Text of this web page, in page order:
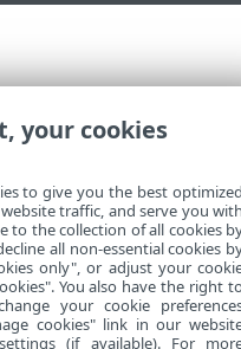
your cookies
to give you the best
traffic, and serve you
to the collection of all cookies
all non-essential cookies
only", or adjust your
You also have the right
your cookie
cookies" link in our
(if available). For